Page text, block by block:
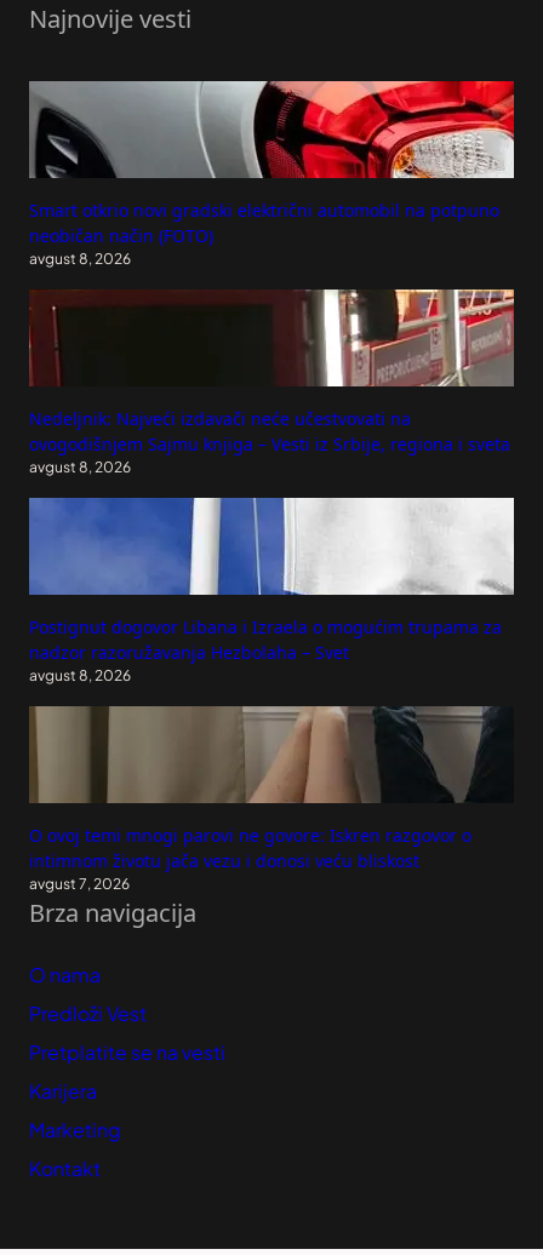
Najnovije vesti
Smart otkrio novi gradski električni automobil na potpuno
neobičan način (FOTO)
avgust 8, 2026
Nedeljnik: Najveći izdavači neće učestvovati na
ovogodišnjem Sajmu knjiga – Vesti iz Srbije, regiona i sveta
avgust 8, 2026
Postignut dogovor Libana i Izraela o mogućim trupama za
nadzor razoružavanja Hezbolaha – Svet
avgust 8, 2026
O ovoj temi mnogi parovi ne govore: Iskren razgovor o
intimnom životu jača vezu i donosi veću bliskost
avgust 7, 2026
Brza navigacija
O nama
Predloži Vest
Pretplatite se na vesti
Karijera
Marketing
Kontakt